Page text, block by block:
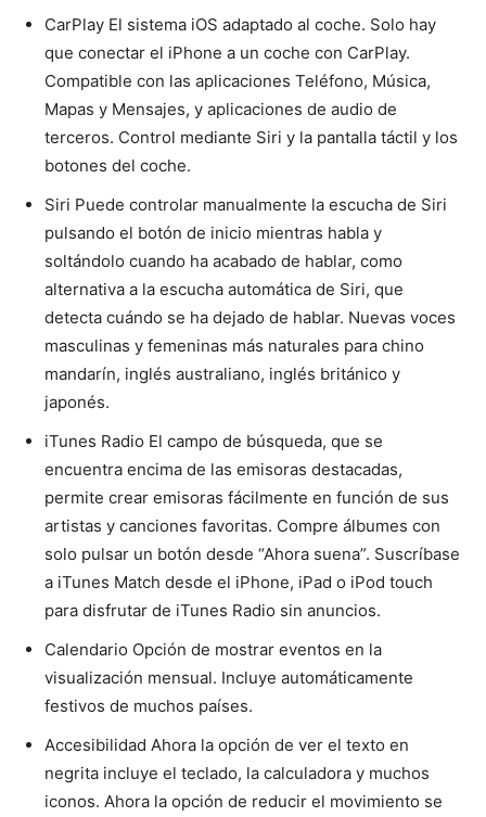
CarPlay El sistema iOS adaptado al coche. Solo hay
que conectar el iPhone a un coche con CarPlay.
Compatible con las aplicaciones Teléfono, Música,
Mapas y Mensajes, y aplicaciones de audio de
terceros. Control mediante Siri y la pantalla táctil y los
botones del coche.
Siri Puede controlar manualmente la escucha de Siri
pulsando el botón de inicio mientras habla y
soltándolo cuando ha acabado de hablar, como
alternativa a la escucha automática de Siri, que
detecta cuándo se ha dejado de hablar. Nuevas voces
masculinas y femeninas más naturales para chino
mandarín, inglés australiano, inglés británico y
japonés.
iTunes Radio El campo de búsqueda, que se
encuentra encima de las emisoras destacadas,
permite crear emisoras fácilmente en función de sus
artistas y canciones favoritas. Compre álbumes con
solo pulsar un botón desde “Ahora suena”. Suscríbase
a iTunes Match desde el iPhone, iPad o iPod touch
para disfrutar de iTunes Radio sin anuncios.
Calendario Opción de mostrar eventos en la
visualización mensual. Incluye automáticamente
festivos de muchos países.
Accesibilidad Ahora la opción de ver el texto en
negrita incluye el teclado, la calculadora y muchos
iconos. Ahora la opción de reducir el movimiento se